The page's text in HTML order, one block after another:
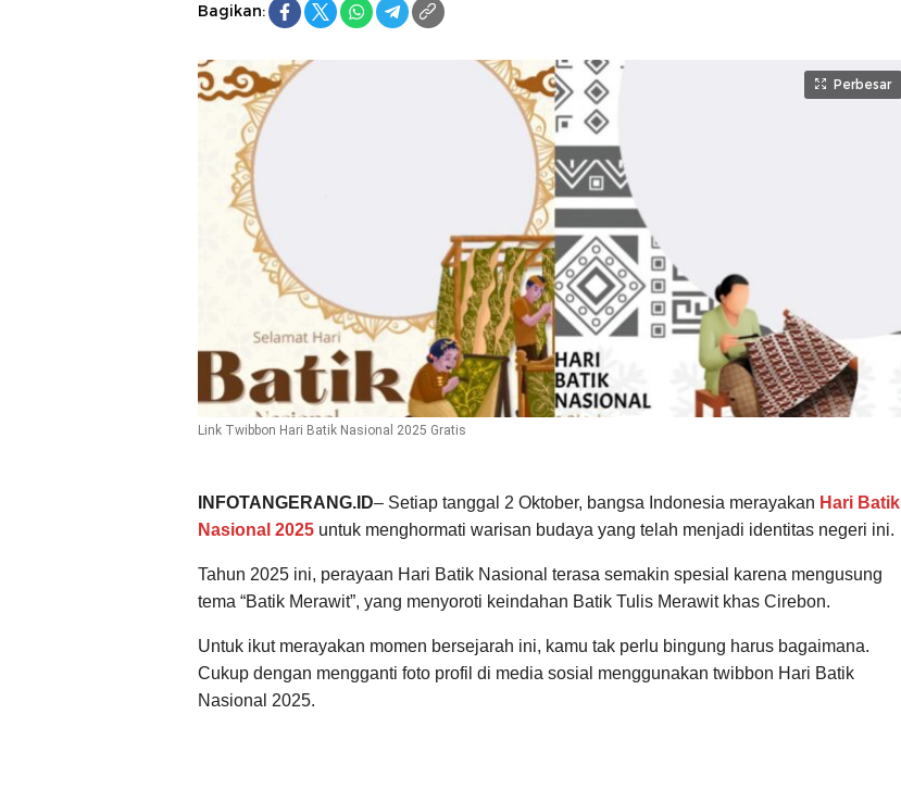
Bagikan:
Perbesar
Link Twibbon Hari Batik Nasional 2025 Gratis
INFOTANGERANG.ID– Setiap tanggal 2 Oktober, bangsa Indonesia merayakan Hari Batik
Nasional 2025 untuk menghormati warisan budaya yang telah menjadi identitas negeri ini.
Tahun 2025 ini, perayaan Hari Batik Nasional terasa semakin spesial karena mengusung
tema “Batik Merawit”, yang menyoroti keindahan Batik Tulis Merawit khas Cirebon.
Untuk ikut merayakan momen bersejarah ini, kamu tak perlu bingung harus bagaimana.
Cukup dengan mengganti foto profil di media sosial menggunakan twibbon Hari Batik
Nasional 2025.